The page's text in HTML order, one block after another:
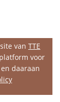
van TTE
voor
daaraan